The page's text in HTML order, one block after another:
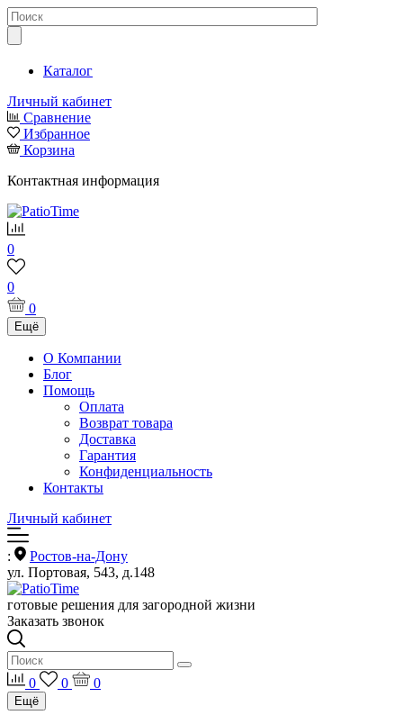
Каталог
Личный кабинет
Сравнение
Избранное
Корзина
Контактная информация
0
0
0
Ещё
О Компании
Блог
Помощь
Оплата
Возврат товара
Доставка
Гарантия
Конфиденциальность
Контакты
Личный кабинет
:
Ростов-на-Дону
ул. Портовая, 543, д.148
готовые решения для загородной жизни
Заказать звонок
0 0 0
Ещё